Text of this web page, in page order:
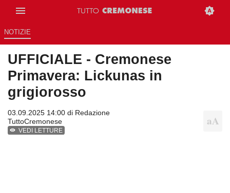
NOTIZIE
UFFICIALE - Cremonese
Primavera: Lickunas in
grigiorosso
03.09.2025 14:00 di Redazione
TuttoCremonese
VEDI LETTURE